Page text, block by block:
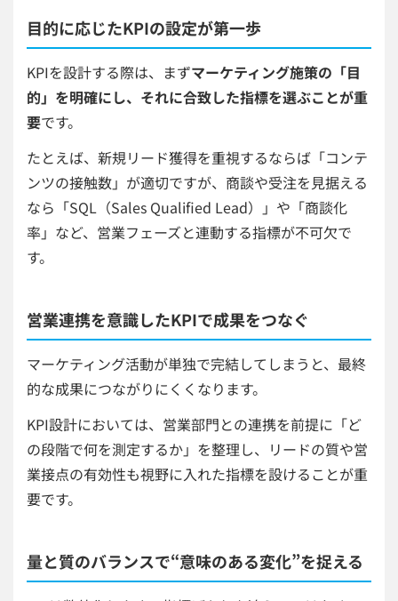
目的に応じたKPIの設定が第一歩
KPIを設計する際は、まずマーケティング施策の「目
的」を明確にし、それに合致した指標を選ぶことが重
要です。
たとえば、新規リード獲得を重視するならば「コンテ
ンツの接触数」が適切ですが、商談や受注を見据える
なら「SQL（Sales Qualified Lead）」や「商談化
率」など、営業フェーズと連動する指標が不可欠で
す。
営業連携を意識したKPIで成果をつなぐ
マーケティング活動が単独で完結してしまうと、最終
的な成果につながりにくくなります。
KPI設計においては、営業部門との連携を前提に「ど
の段階で何を測定するか」を整理し、リードの質や営
業接点の有効性も視野に入れた指標を設けることが重
要です。
量と質のバランスで“意味のある変化”を捉える